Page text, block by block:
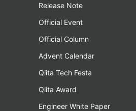
Release Note
Official Event
Official Column
Advent Calendar
Qiita Tech Festa
Qiita Award
Engineer White Paper